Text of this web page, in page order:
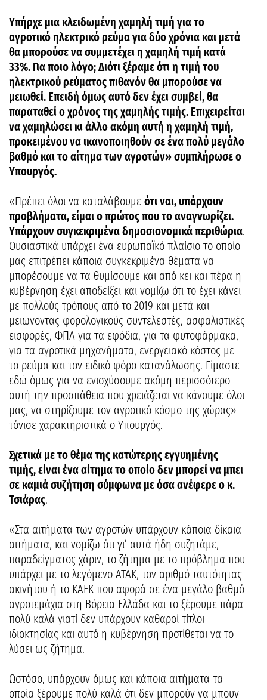
Υπήρχε μια κλειδωμένη χαμηλή τιμή για το
αγροτικό ηλεκτρικό ρεύμα για δύο χρόνια και μετά
θα μπορούσε να συμμετέχει η χαμηλή τιμή κατά
33%. Για ποιο λόγο; Διότι ξέραμε ότι η τιμή του
ηλεκτρικού ρεύματος πιθανόν θα μπορούσε να
μειωθεί. Επειδή όμως αυτό δεν έχει συμβεί, θα
παραταθεί ο χρόνος της χαμηλής τιμής. Επιχειρείται
να χαμηλώσει κι άλλο ακόμη αυτή η χαμηλή τιμή,
προκειμένου να ικανοποιηθούν σε ένα πολύ μεγάλο
βαθμό και το αίτημα των αγροτών» συμπλήρωσε ο
Υπουργός.
«Πρέπει όλοι να καταλάβουμε ότι ναι, υπάρχουν
προβλήματα, είμαι ο πρώτος που το αναγνωρίζει.
Υπάρχουν συγκεκριμένα δημοσιονομικά περιθώρια.
Ουσιαστικά υπάρχει ένα ευρωπαϊκό πλαίσιο το οποίο
μας επιτρέπει κάποια συγκεκριμένα θέματα να
μπορέσουμε να τα θυμίσουμε και από κει και πέρα η
κυβέρνηση έχει αποδείξει και νομίζω ότι το έχει κάνει
με πολλούς τρόπους από το 2019 και μετά και
μειώνοντας φορολογικούς συντελεστές, ασφαλιστικές
εισφορές, ΦΠΑ για τα εφόδια, για τα φυτοφάρμακα,
για τα αγροτικά μηχανήματα, ενεργειακό κόστος με
το ρεύμα και τον ειδικό φόρο κατανάλωσης. Είμαστε
εδώ όμως για να ενισχύσουμε ακόμη περισσότερο
αυτή την προσπάθεια που χρειάζεται να κάνουμε όλοι
μας, να στηρίξουμε τον αγροτικό κόσμο της χώρας»
τόνισε χαρακτηριστικά ο Υπουργός.
Σχετικά με το θέμα της κατώτερης εγγυημένης
τιμής, είναι ένα αίτημα το οποίο δεν μπορεί να μπει
σε καμιά συζήτηση σύμφωνα με όσα ανέφερε ο κ.
Τσιάρας.
«Στα αιτήματα των αγροτών υπάρχουν κάποια δίκαια
αιτήματα, και νομίζω ότι γι’ αυτά ήδη συζητάμε,
παραδείγματος χάριν, το ζήτημα με το πρόβλημα που
υπάρχει με το λεγόμενο ΑΤΑΚ, τον αριθμό ταυτότητας
ακινήτου ή το ΚΑΕΚ που αφορά σε ένα μεγάλο βαθμό
αγροτεμάχια στη Βόρεια Ελλάδα και το ξέρουμε πάρα
πολύ καλά γιατί δεν υπάρχουν καθαροί τίτλοι
ιδιοκτησίας και αυτό η κυβέρνηση προτίθεται να το
λύσει ως ζήτημα.
Ωστόσο, υπάρχουν όμως και κάποια αιτήματα τα
οποία ξέρουμε πολύ καλά ότι δεν μπορούν να μπουν